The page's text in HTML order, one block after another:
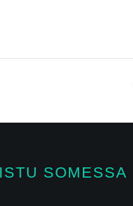
SOMESSA